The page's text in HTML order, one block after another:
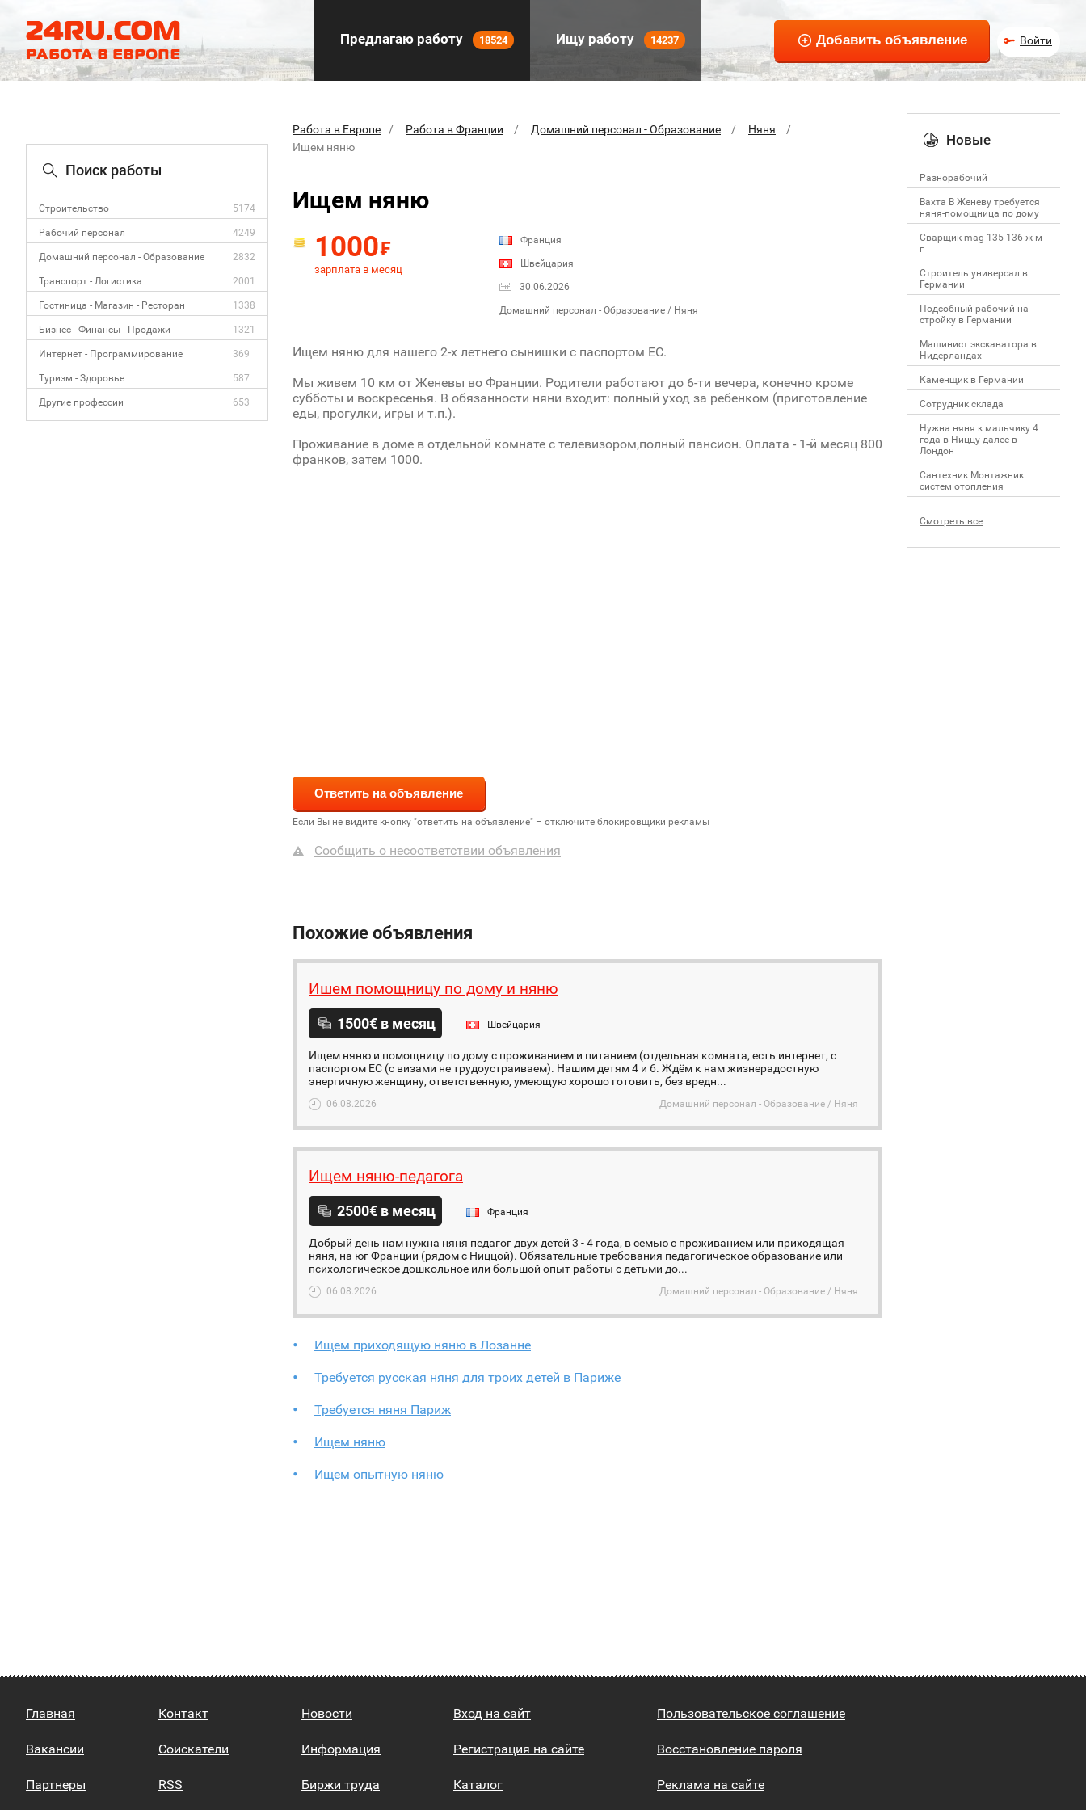
Предлагаю работу 18524 Ищу работу 14237 Войти
Поиск работы
Строительство 5174
Рабочий персонал 4249
Домашний персонал - Образование 2832
Транспорт - Логистика 2001
Гостиница - Магазин - Ресторан 1338
Бизнес - Финансы - Продажи 1321
Интернет - Программирование 369
Туризм - Здоровье 587
Другие профессии 653
Работа в Европе Работа в Франции Домашний персонал - Образование
Няня
Ищем няню
Ищем няню
1000₣
зарплата в месяц
Франция
Швейцария
30.06.2026
Домашний персонал - Образование / Няня
Ищем няню для нашего 2-х летнего сынишки с паспортом ЕС.
Мы живем 10 км от Женевы во Франции. Родители работают до 6-ти вечера, конечно кроме
субботы и воскресенья. В обязанности няни входит: полный уход за ребенком (приготовление
еды, прогулки, игры и т.п.).
Проживание в доме в отдельной комнате с телевизором,полный пансион. Оплата - 1-й месяц 800
франков, затем 1000.
Если Вы не видите кнопку "ответить на объявление" – отключите блокировщики рекламы
Сообщить о несоответствии объявления
Похожие объявления
Ишем помощницу по дому и няню
1500€ в месяц Швейцария
Ищем няню и помощницу по дому с проживанием и питанием (отдельная комната, есть интернет, с
паспортом ЕС (с визами не трудоустраиваем). Нашим детям 4 и 6. Ждём к нам жизнерадостную
энергичную женщину, ответственную, умеющую хорошо готовить, без вредн...
06.08.2026 Домашний персонал - Образование / Няня
Ищем няню-педагога
2500€ в месяц Франция
Добрый день нам нужна няня педагог двух детей 3 - 4 года, в семью с проживанием или приходящая
няня, на юг Франции (рядом с Ниццой). Обязательные требования педагогическое образование или
психологическое дошкольное или большой опыт работы с детьми до...
06.08.2026 Домашний персонал - Образование / Няня
Ищем приходящую няню в Лозанне
Требуется русская няня для троих детей в Париже
Требуется няня Париж
Ищем няню
Ищем опытную няню
Новые
Разнорабочий
Вахта В Женеву требуется
няня-помощница по дому
Сварщик mag 135 136 ж м
г
Строитель универсал в
Германии
Подсобный рабочий на
стройку в Германии
Машинист экскаватора в
Нидерландах
Каменщик в Германии
Сотрудник склада
Нужна няня к мальчику 4
года в Ниццу далее в
Лондон
Сантехник Монтажник
систем отопления
Смотреть все
Главная
Вакансии
Партнеры
Контакт
Соискатели
RSS
Новости
Информация
Биржи труда
Вход на сайт
Регистрация на сайте
Каталог
Пользовательское соглашение
Восстановление пароля
Реклама на сайте